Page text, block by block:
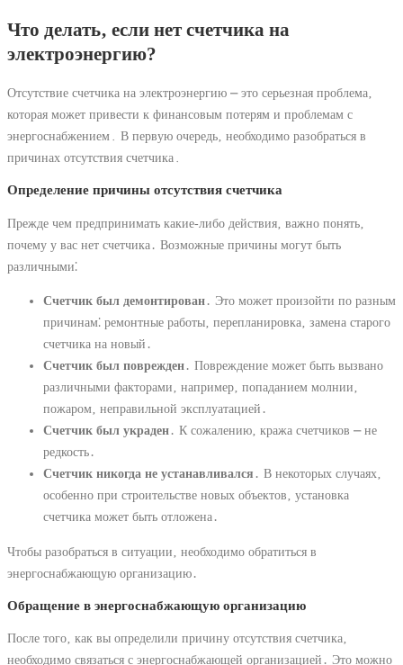
Что делать‚ если нет счетчика на
электроэнергию?
Отсутствие счетчика на электроэнергию ⎼ это серьезная проблема‚
которая может привести к финансовым потерям и проблемам с
энергоснабжением․ В первую очередь‚ необходимо разобраться в
причинах отсутствия счетчика․
Определение причины отсутствия счетчика
Прежде чем предпринимать какие-либо действия‚ важно понять‚
почему у вас нет счетчика․ Возможные причины могут быть
различными⁚
Счетчик был демонтирован․ Это может произойти по разным
причинам⁚ ремонтные работы‚ перепланировка‚ замена старого
счетчика на новый․
Счетчик был поврежден․ Повреждение может быть вызвано
различными факторами‚ например‚ попаданием молнии‚
пожаром‚ неправильной эксплуатацией․
Счетчик был украден․ К сожалению‚ кража счетчиков ⎼ не
редкость․
Счетчик никогда не устанавливался․ В некоторых случаях‚
особенно при строительстве новых объектов‚ установка
счетчика может быть отложена․
Чтобы разобраться в ситуации‚ необходимо обратиться в
энергоснабжающую организацию․
Обращение в энергоснабжающую организацию
После того‚ как вы определили причину отсутствия счетчика‚
необходимо связаться с энергоснабжающей организацией․ Это можно